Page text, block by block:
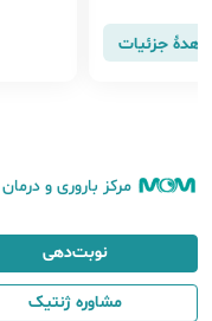
جزئیات
را
مرکز باروری و درمان
نوبت‌دهی
مشاوره ژنتیک